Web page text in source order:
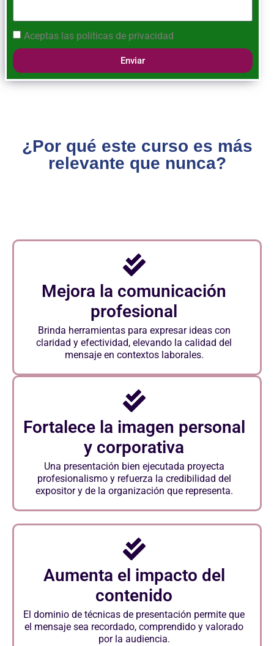
Aceptas las políticas de privacidad
Enviar
¿Por qué este curso es más
relevante que nunca?
Mejora la comunicación
profesional
Brinda herramientas para expresar ideas con
claridad y efectividad, elevando la calidad del
mensaje en contextos laborales.
Fortalece la imagen personal
y corporativa
Una presentación bien ejecutada proyecta
profesionalismo y refuerza la credibilidad del
expositor y de la organización que representa.
Aumenta el impacto del
contenido
El dominio de técnicas de presentación permite que
el mensaje sea recordado, comprendido y valorado
por la audiencia.